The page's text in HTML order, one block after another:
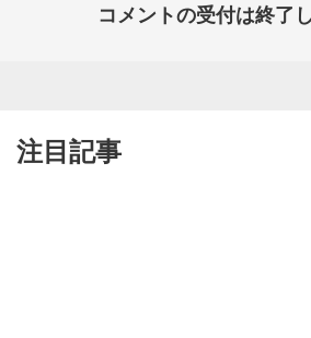
コメントの受付は終了
注目記事